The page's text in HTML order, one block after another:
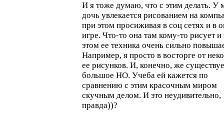
И я тоже думаю, что с этим делать. У
дочь увлекается рисованием на
при этом просиживая в соц сетях и в
игре. Что-то она там кому-то рисует и
этом ее техника очень сильно
Например, я просто в восторге от
ее рисунков. И, конечно, же
большое НО. Учеба ей кажется по
сравнению с этим красочным миром
скучным делом. И это неудивительно,
правда))?